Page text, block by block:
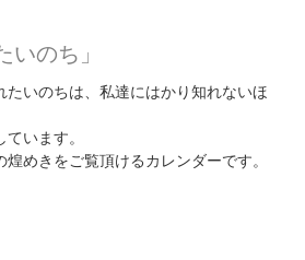
いのち」
たいのちは、私達にはかり知れないほ
います。
めきをご覧頂けるカレンダーです。